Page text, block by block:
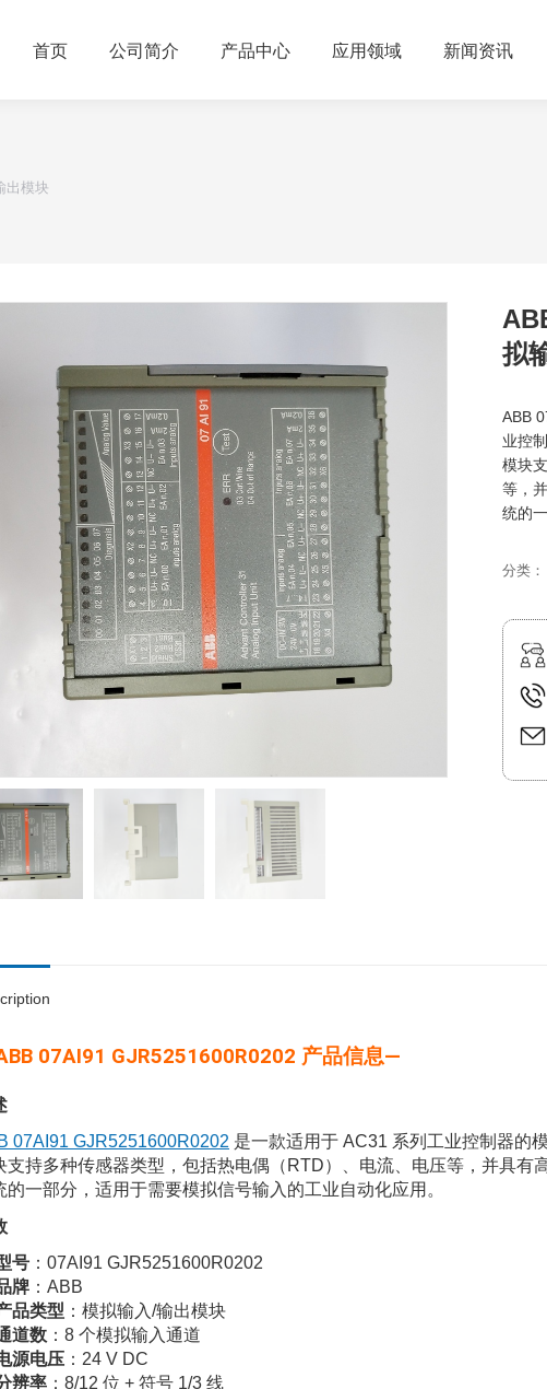
首页 公司简介 产品中心 应用领域 新闻资讯
出模块
拟
ABB
业控
模块
等，
统的
分类：
07AI91 GJR5251600R0202 产品信息—
07AI91 GJR5251600R0202 是一款适用于 AC31 系列工业控制器的
支持多种传感器类型，包括热电偶（RTD）、电流、电压等，并具有
的一部分，适用于需要模拟信号输入的工业自动化应用。
号 ：07AI91 GJR5251600R0202
牌 ：ABB
品类型 ：模拟输入/输出模块
道数 ：8 个模拟输入通道
源电压 ：24 V DC
辨率 ：8/12 位 + 符号 1/3 线